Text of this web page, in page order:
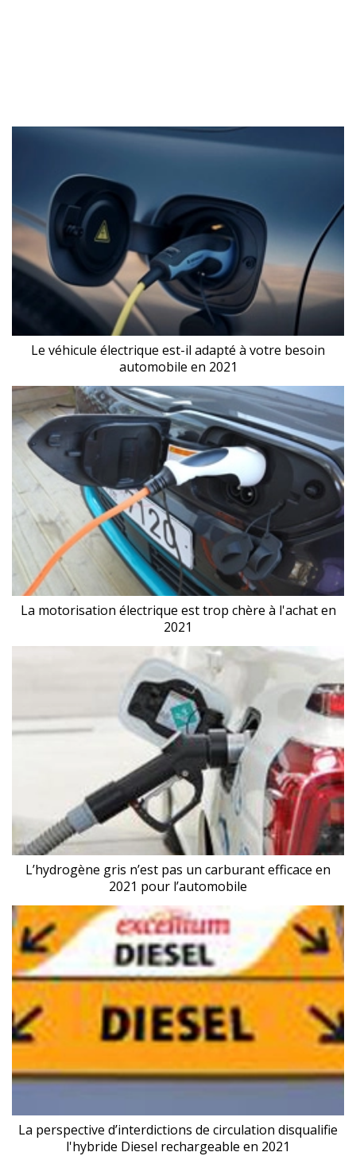
Le véhicule électrique est-il adapté à votre besoin
automobile en 2021
La motorisation électrique est trop chère à l'achat en
2021
L’hydrogène gris n’est pas un carburant efficace en
2021 pour l’automobile
La perspective d’interdictions de circulation disqualifie
l'hybride Diesel rechargeable en 2021